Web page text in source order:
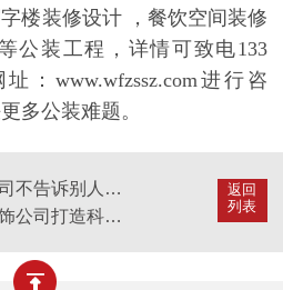
楼装修设计 ，餐饮空间装修
公装工程，详情可致电133
：www.wfzssz.com进行咨
多公装难题。
返回
列表
深圳十大装修公司不告诉别人的的办公室风水学问
留仙洞办公室装饰公司打造科技感办公室